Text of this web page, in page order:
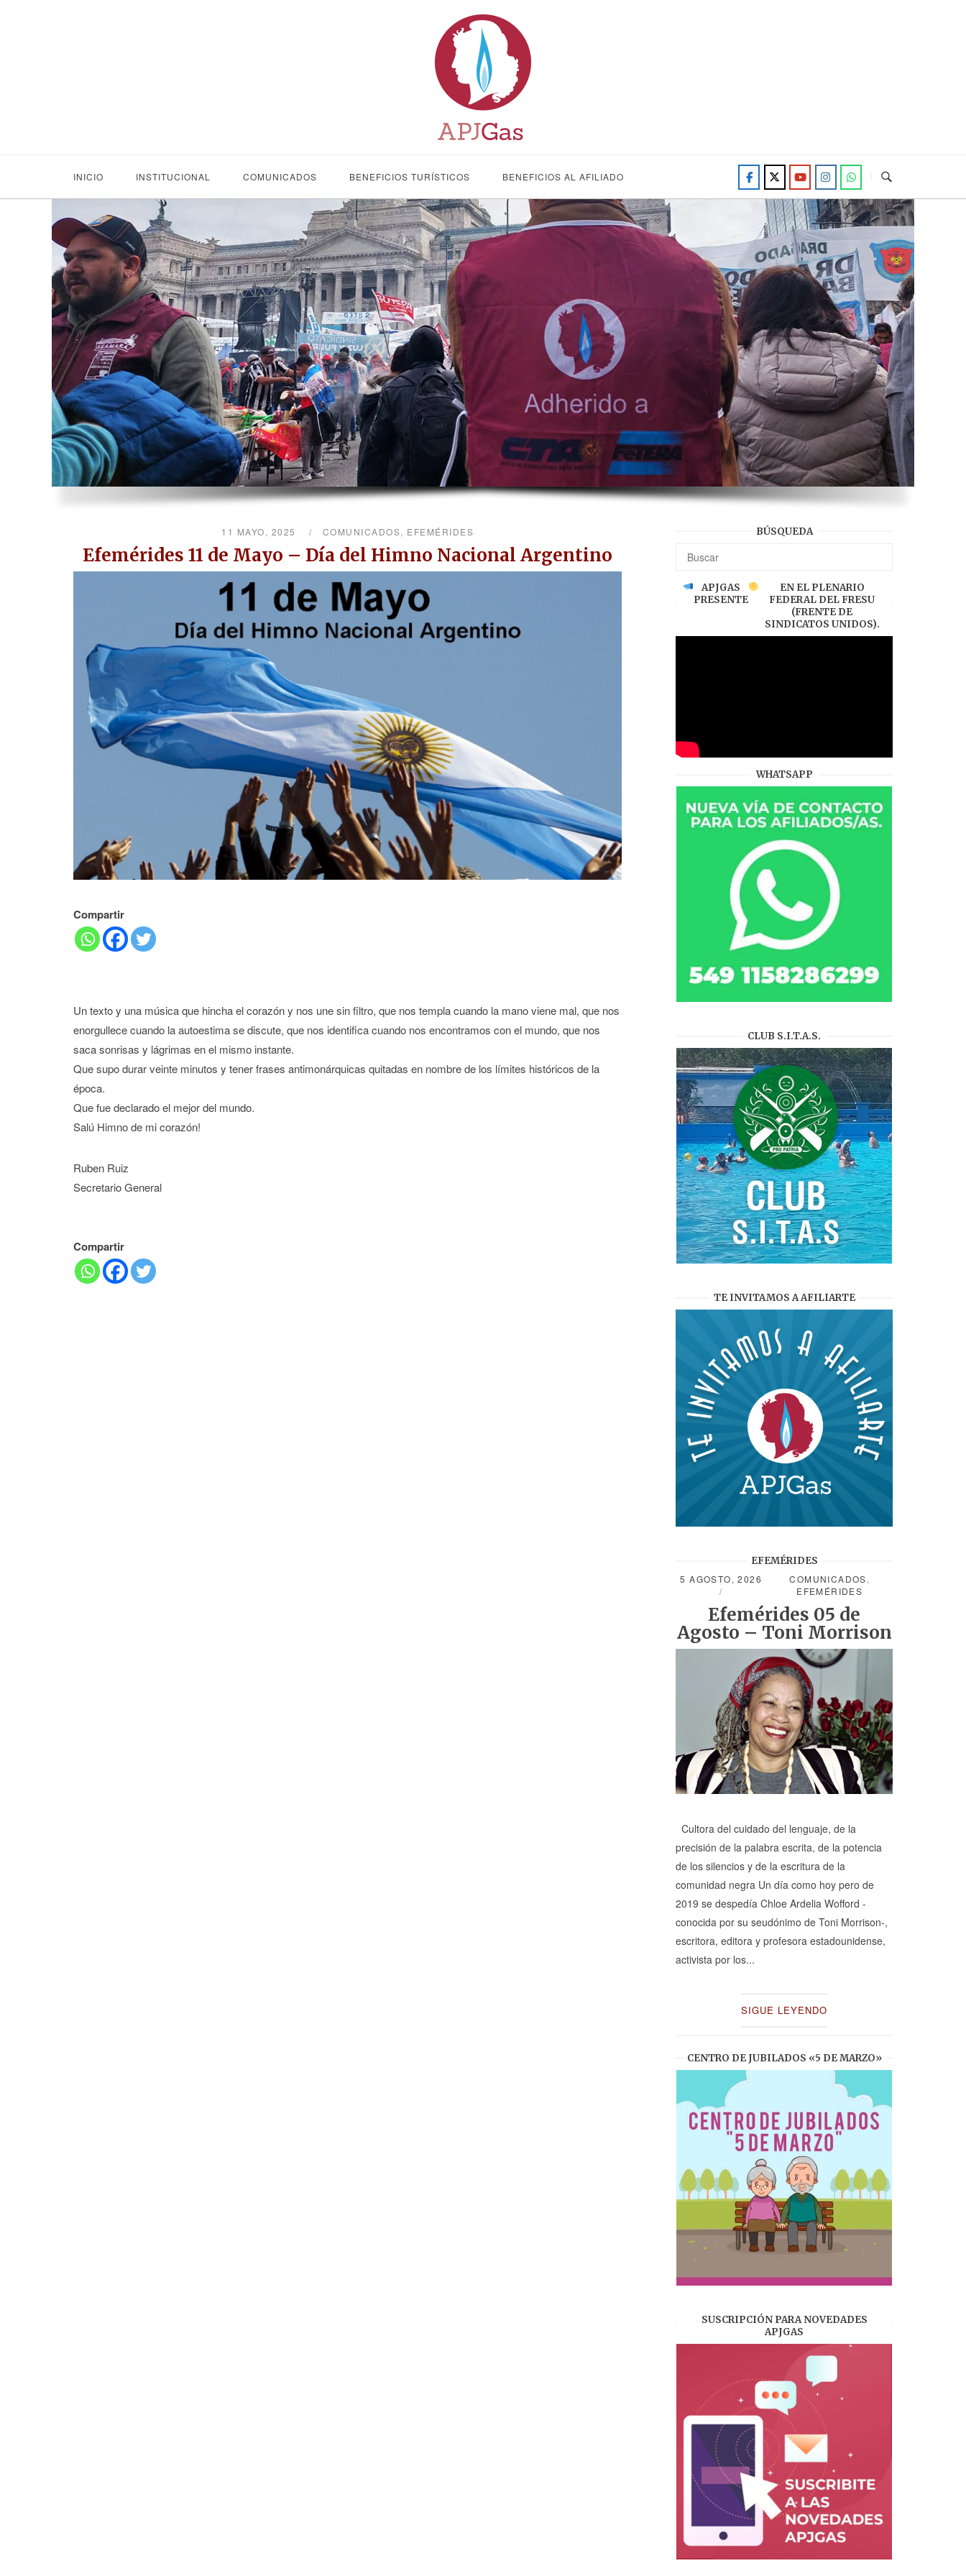
INICIO INSTITUCIONAL COMUNICADOS BENEFICIOS TURÍSTICOS BENEFICIOS AL AFILIADO
11 MAYO, 2025 COMUNICADOS, EFEMÉRIDES
Efemérides 11 de Mayo – Día del Himno Nacional Argentino
Compartir
Un texto y una música que hincha el corazón y nos une sin filtro, que nos templa cuando la mano viene mal, que nos
enorgullece cuando la autoestima se discute, que nos identifica cuando nos encontramos con el mundo, que nos
saca sonrisas y lágrimas en el mismo instante.
Que supo durar veinte minutos y tener frases antimonárquicas quitadas en nombre de los límites históricos de la
época.
Que fue declarado el mejor del mundo.
Salú Himno de mi corazón!
Ruben Ruiz
Secretario General
Compartir
BÚSQUEDA
APJGAS
PRESENTE
EN EL PLENARIO
FEDERAL DEL FRESU
(FRENTE DE
SINDICATOS UNIDOS).
WHATSAPP
CLUB S.I.T.A.S.
TE INVITAMOS A AFILIARTE
EFEMÉRIDES
5 AGOSTO, 2026
COMUNICADOS,
EFEMÉRIDES
Efemérides 05 de
Agosto – Toni Morrison
Cultora del cuidado del lenguaje, de la
precisión de la palabra escrita, de la potencia
de los silencios y de la escritura de la
comunidad negra Un día como hoy pero de
2019 se despedía Chloe Ardelia Wofford -
conocida por su seudónimo de Toni Morrison-,
escritora, editora y profesora estadounidense,
activista por los...
SIGUE LEYENDO
CENTRO DE JUBILADOS «5 DE MARZO»
SUSCRIPCIÓN PARA NOVEDADES
APJGAS